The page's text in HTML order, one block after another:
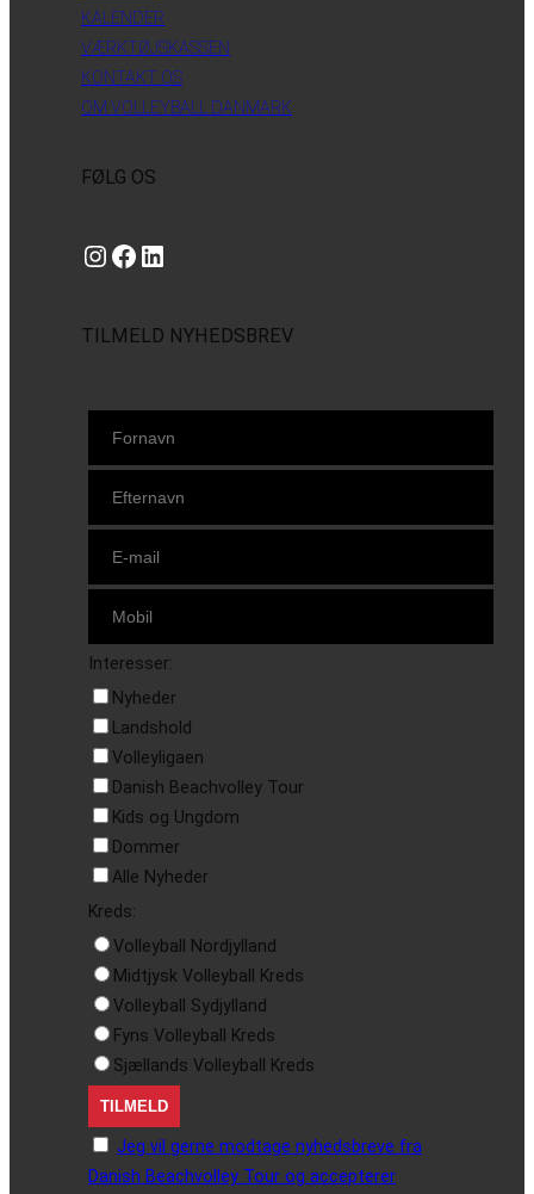
KALENDER
VÆRKTØJSKASSEN
KONTAKT OS
OM VOLLEYBALL DANMARK
FØLG OS
Instagram https://www.facebook.com/danishbeachvolleytour LinkedIn
TILMELD NYHEDSBREV
Interesser:
Nyheder
Landshold
Volleyligaen
Danish Beachvolley Tour
Kids og Ungdom
Dommer
Alle Nyheder
Kreds:
Volleyball Nordjylland
Midtjysk Volleyball Kreds
Volleyball Sydjylland
Fyns Volleyball Kreds
Sjællands Volleyball Kreds
Jeg vil gerne modtage nyhedsbreve fra
Danish Beachvolley Tour og accepterer